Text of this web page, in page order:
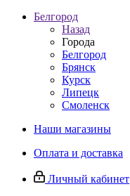
Белгород
Назад
Города
Белгород
Брянск
Курск
Липецк
Смоленск
Наши магазины
Оплата и доставка
Личный кабинет